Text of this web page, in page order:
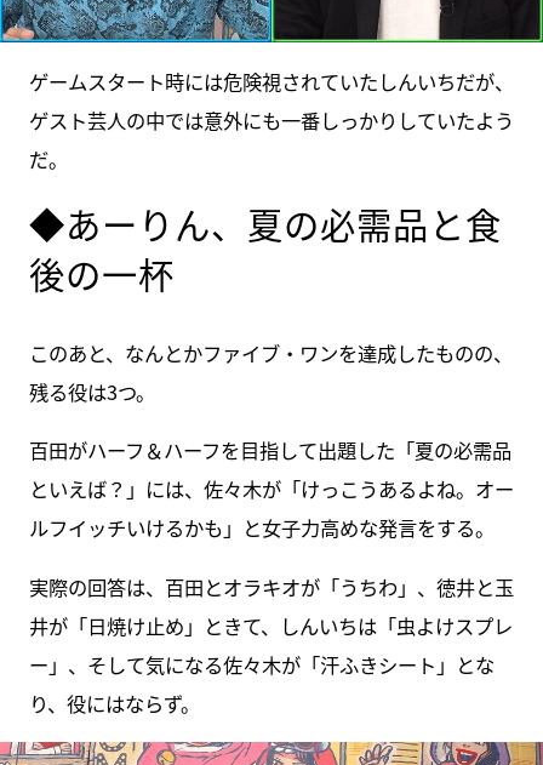
ゲームスタート時には危険視されていたしんいちだが、
ゲスト芸人の中では意外にも一番しっかりしていたよう
だ。
◆あーりん、夏の必需品と食
後の一杯
このあと、なんとかファイブ・ワンを達成したものの、
残る役は3つ。
百田がハーフ＆ハーフを目指して出題した「夏の必需品
といえば？」には、佐々木が「けっこうあるよね。オー
ルフイッチいけるかも」と女子力高めな発言をする。
実際の回答は、百田とオラキオが「うちわ」、徳井と玉
井が「日焼け止め」ときて、しんいちは「虫よけスプレ
ー」、そして気になる佐々木が「汗ふきシート」とな
り、役にはならず。